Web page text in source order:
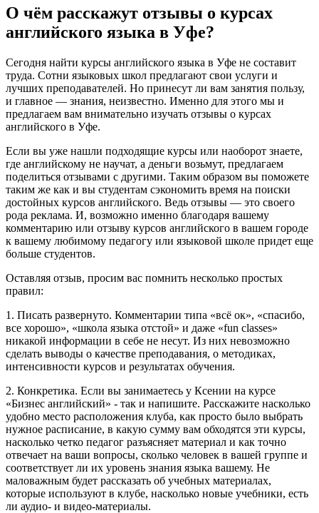
О чём расскажут отзывы о курсах
английского языка в Уфе?
Сегодня найти курсы английского языка в Уфе не составит
труда. Сотни языковых школ предлагают свои услуги и
лучших преподавателей. Но принесут ли вам занятия пользу,
и главное — знания, неизвестно. Именно для этого мы и
предлагаем вам внимательно изучать отзывы о курсах
английского в Уфе.
Если вы уже нашли подходящие курсы или наоборот знаете,
где английскому не научат, а деньги возьмут, предлагаем
поделиться отзывами с другими. Таким образом вы поможете
таким же как и вы студентам сэкономить время на поиски
достойных курсов английского. Ведь отзывы — это своего
рода реклама. И, возможно именно благодаря вашему
комментарию или отзыву курсов английского в вашем городе
к вашему любимому педагогу или языковой школе придет еще
больше студентов.
Оставляя отзыв, просим вас помнить несколько простых
правил:
1. Писать развернуто. Комментарии типа «всё ок», «спасибо,
все хорошо», «школа языка отстой» и даже «fun classes»
никакой информации в себе не несут. Из них невозможно
сделать выводы о качестве преподавания, о методиках,
интенсивности курсов и результатах обучения.
2. Конкретика. Если вы занимаетесь у Ксении на курсе
«Бизнес английский» - так и напишите. Расскажите насколько
удобно место расположения клуба, как просто было выбрать
нужное расписание, в какую сумму вам обходятся эти курсы,
насколько четко педагог разъясняет материал и как точно
отвечает на ваши вопросы, сколько человек в вашей группе и
соответствует ли их уровень знания языка вашему. Не
маловажным будет рассказать об учебных материалах,
которые используют в клубе, насколько новые учебники, есть
ли аудио- и видео-материалы.